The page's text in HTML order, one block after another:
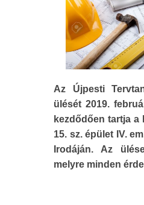
Az Újpesti
ülését 2019.
kezdődően tartja a
15. sz. épület IV.
Irodáján. Az
melyre minden